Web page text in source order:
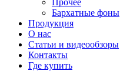
Прочее
Бархатные фоны
Продукция
О нас
Статьи и видеообзоры
Контакты
Где купить